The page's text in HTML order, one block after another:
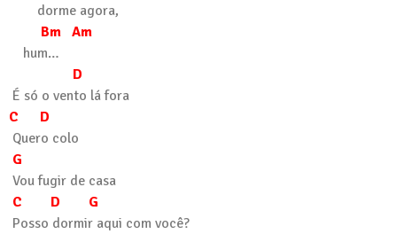
dorme agora,
Bm Am
hum…
D
É só o vento lá fora
C D
Quero colo
G
Vou fugir de casa
C D G
Posso dormir aqui com você?